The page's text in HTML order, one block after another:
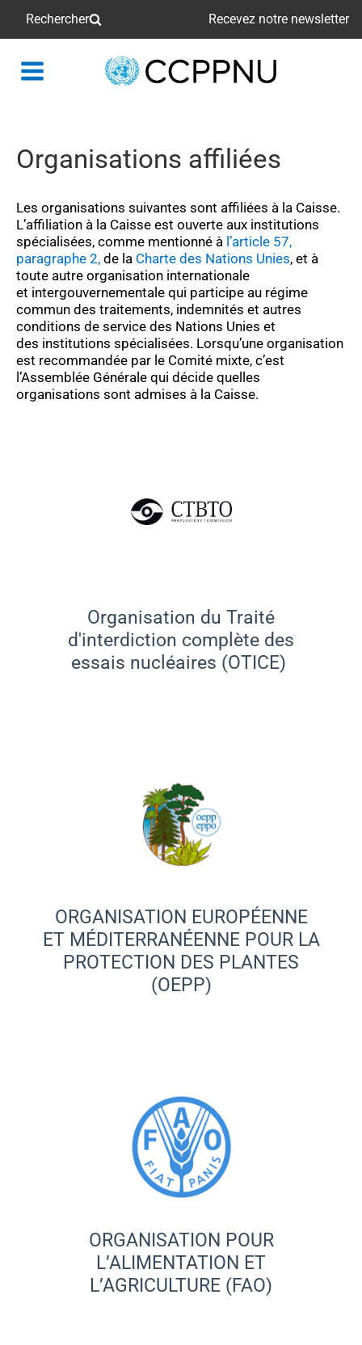
Rechercher Recevez notre newsletter
retour
principale
Organisations affiliées
Les organisations suivantes sont affiliées à la Caisse.
L’affiliation à la Caisse est ouverte aux institutions
spécialisées, comme mentionné à l’article 57,
paragraphe 2, de la Charte des Nations Unies, et à
toute autre organisation internationale
et intergouvernementale qui participe au régime
commun des traitements, indemnités et autres
conditions de service des Nations Unies et
des institutions spécialisées. Lorsqu’une organisation
est recommandée par le Comité mixte, c’est
l’Assemblée Générale qui décide quelles
organisations sont admises à la Caisse.
Organisation du Traité
d'interdiction complète des
essais nucléaires (OTICE)
ORGANISATION EUROPÉENNE
ET MÉDITERRANÉENNE POUR LA
PROTECTION DES PLANTES
(OEPP)
ORGANISATION POUR
L’ALIMENTATION ET
L’AGRICULTURE (FAO)